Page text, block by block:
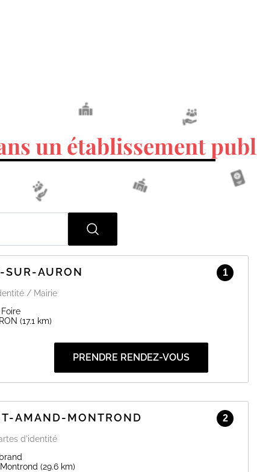
un établissement
SUR-AURON 1
/ Mairie
(17.1 km)
PRENDRE RENDEZ-VOUS
AMAND-MONTROND 2
d'identité
(29.6 km)